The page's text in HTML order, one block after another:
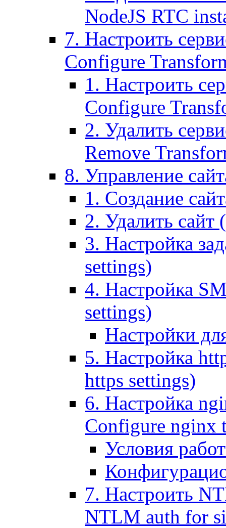
NodeJS RTC
7. Настроить
Configure
1. Настроить
Configure
2. Удалить
Remove
8. Управление
1. Создание
2. Удалить сайт
3. Настройка
settings)
4. Настройка
settings)
Настройки
5. Настройка
https settings)
6. Настройка
Configure nginx
Условия
7. Настроить
NTLM auth for